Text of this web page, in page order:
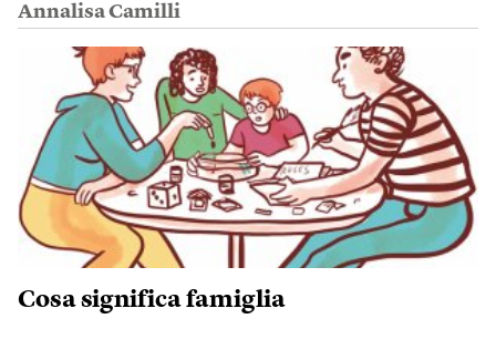
Annalisa Camilli
Cosa significa famiglia